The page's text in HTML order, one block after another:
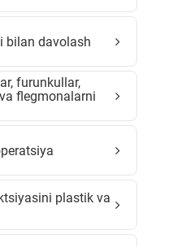
bilan davolash
furunkullar,
flegmonalarni
plastik va